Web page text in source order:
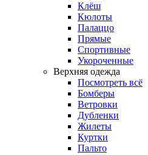
Клёш
Кюлоты
Палаццо
Прямые
Спортивные
Укороченные
Верхняя одежда
Посмотреть всё
Бомберы
Ветровки
Дубленки
Жилеты
Куртки
Пальто